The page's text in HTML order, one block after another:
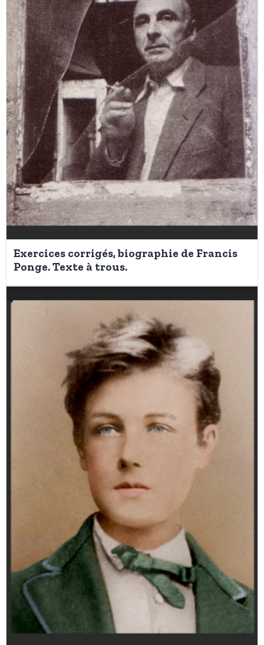
Exercices corrigés, biographie de Francis
Ponge. Texte à trous.